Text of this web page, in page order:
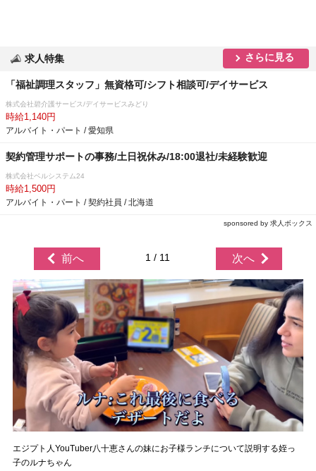
求人特集 さらに見る
「福祉調理スタッフ」無資格可/シフト相談可/デイサービス
株式会社碧介護サービス/デイサービスみどり
時給1,140円
アルバイト・パート / 愛知県
契約管理サポートの事務/土日祝休み/18:00退社/未経験歓迎
株式会社ベルシステム24
時給1,500円
アルバイト・パート / 契約社員 / 北海道
sponsored by 求人ボックス
前へ 1 / 11 次へ
エジプト人YouTuber八十恵さんの妹にお子様ランチについて説明する姪っ
子のルナちゃん